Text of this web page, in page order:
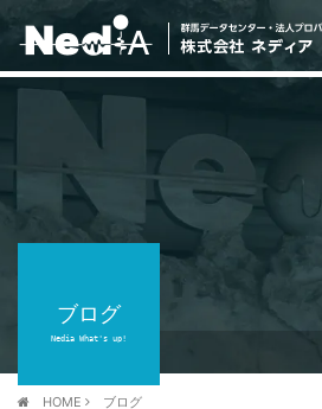
ブログ
Nedia What's up!
HOME ブログ